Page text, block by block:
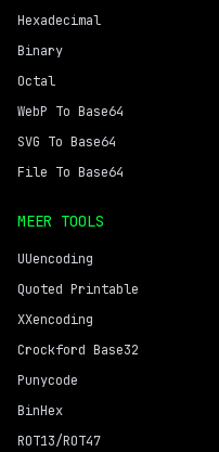
Hexadecimal
Binary
Octal
WebP To Base64
SVG To Base64
File To Base64
MEER TOOLS
UUencoding
Quoted Printable
XXencoding
Crockford Base32
Punycode
BinHex
ROT13/ROT47